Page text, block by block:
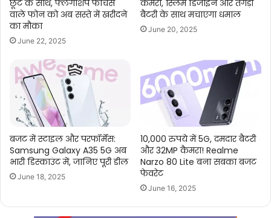
छूट के साथ, फ्लैगशिप फीचर्स
वाले फोन को अब सस्ते में खरीदने
का मौका
June 22, 2025
कैमरा, स्लिम डिजाइन और तगड़ी
बैटरी के साथ मचाएगा धमाल
June 20, 2025
बजट में स्टाइल और परफॉर्मेंस:
Samsung Galaxy A35 5G अब
भारी डिस्काउंट में, जानिए पूरी डील
June 18, 2025
10,000 रुपये में 5G, दमदार बैटरी
और 32MP कैमरा! Realme
Narzo 80 Lite बना सबका बजट
फेवरेट
June 16, 2025